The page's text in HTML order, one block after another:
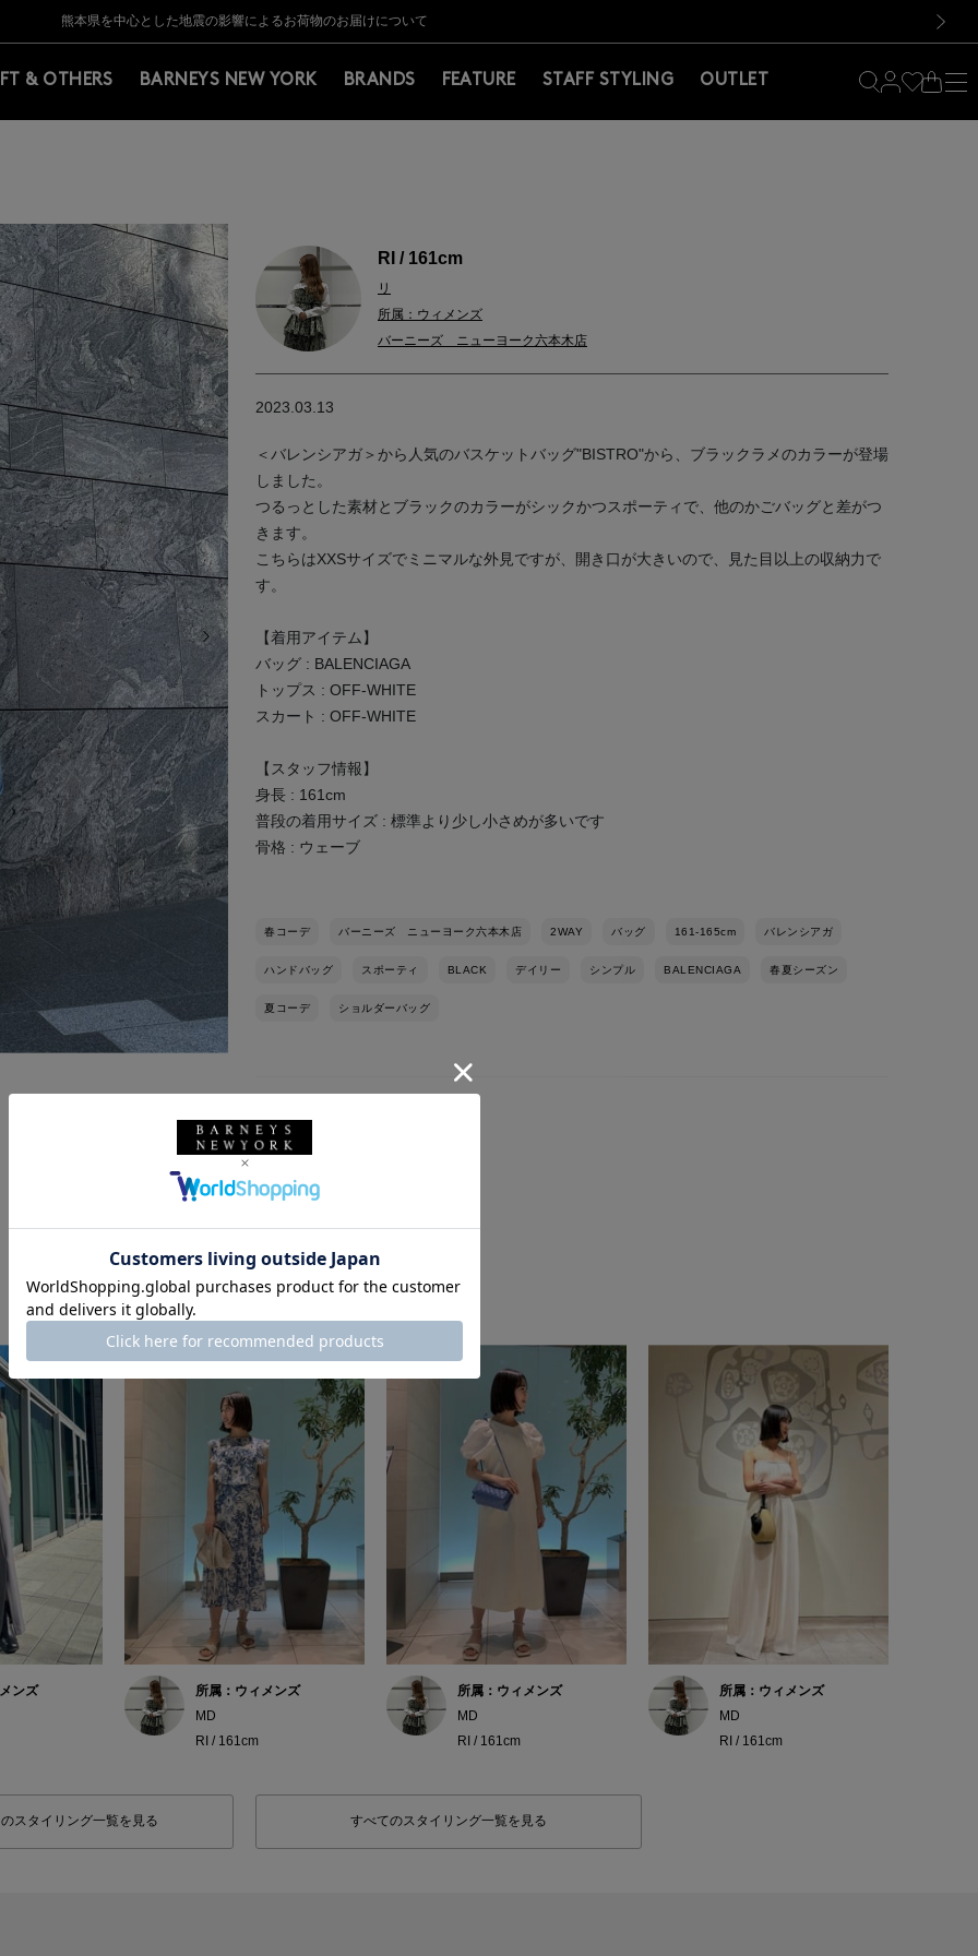
BARNEYS＞会員のお客様は11,000円（税込）以上のお買上げで常時送料無料！お買い物の際は会員登録を！
【夏季休業に伴う返品・交換承り一時停止のお知らせ】（2026.8.5）
熊本県を中心とした地震の影響によるお荷物のお届けについて
【開催中】SUMMER SALEのご案内・ご注意事項
BARNEYS＞会員のお客様は11,000円（税込）以上のお買上げで常時送料無料！お買い物の際は会員登録を！
【夏季休業に伴う返品・交換承り一時停止のお知らせ】（2026.8.5）
& OTHERS BARNEYS NEW YORK BRANDS FEATURE STAFF STYLING OUTLET
次の画像
RI / 161cm
リ
所属：ウィメンズ
バーニーズ ニューヨーク六本木店
2023.03.13
＜バレンシアガ＞から人気のバスケットバッグ"BISTRO"から、ブラックラメのカラーが登場
しました。
つるっとした素材とブラックのカラーがシックかつスポーティで、他のかごバッグと差がつ
きます。
こちらはXXSサイズでミニマルな外見ですが、開き口が大きいので、見た目以上の収納力で
す。
【着用アイテム】
バッグ : BALENCIAGA
トップス : OFF-WHITE
スカート : OFF-WHITE
【スタッフ情報】
身長 : 161cm
普段の着用サイズ : 標準より少し小さめが多いです
骨格 : ウェーブ
春コーデ バーニーズ ニューヨーク六本木店 2WAY バッグ 161-165cm バレンシアガ
ハンドバッグ スポーティ BLACK デイリー シンプル BALENCIAGA 春夏シーズン
夏コーデ ショルダーバッグ
このスタッフの他のスタイリング
ンズ
所属：ウィメンズ
MD
RI / 161cm
所属：ウィメンズ
MD
RI / 161cm
所属：ウィメンズ
MD
RI / 161cm
スタイリング一覧を見る すべてのスタイリング一覧を見る